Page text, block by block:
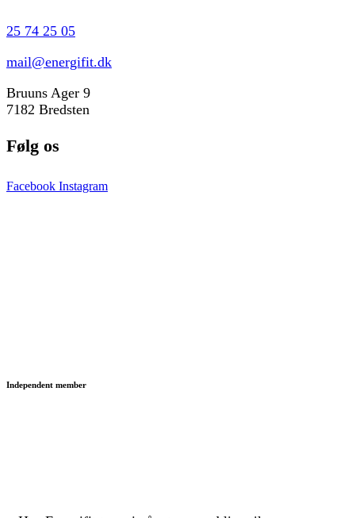
25 74 25 05
mail@energifit.dk
Bruuns Ager 9
7182 Bredsten
Følg os
Facebook Instagram
Independent member